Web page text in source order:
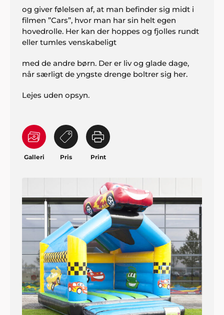
og giver følelsen af, at man befinder sig midt i
filmen ”Cars”, hvor man har sin helt egen
hovedrolle. Her kan der hoppes og fjolles rundt
eller tumles venskabeligt
med de andre børn. Der er liv og glade dage,
når særligt de yngste drenge boltrer sig her.
Lejes uden opsyn.
Galleri Pris Print